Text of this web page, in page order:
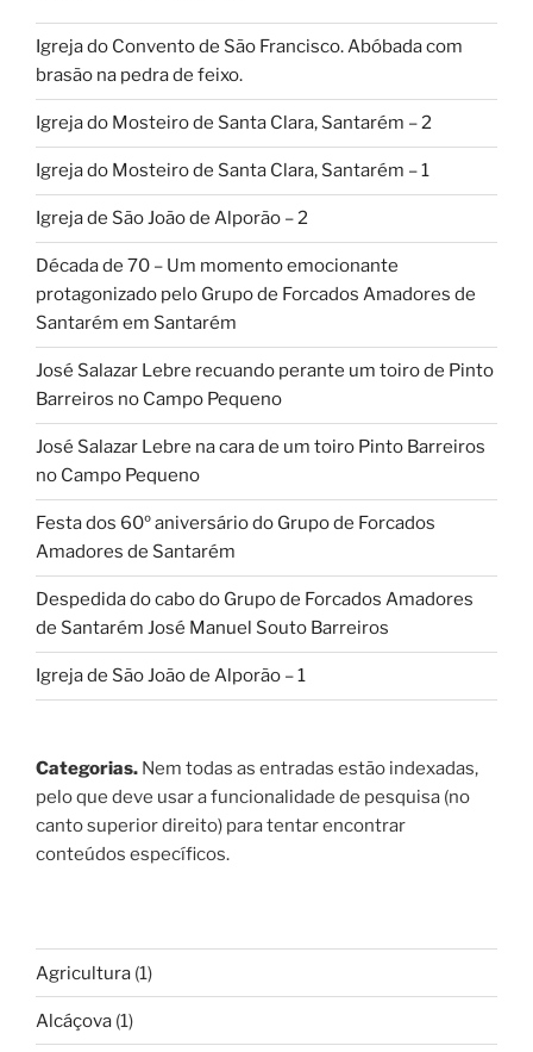
Igreja do Convento de São Francisco. Abóbada com
brasão na pedra de feixo.
Igreja do Mosteiro de Santa Clara, Santarém – 2
Igreja do Mosteiro de Santa Clara, Santarém – 1
Igreja de São João de Alporão – 2
Década de 70 – Um momento emocionante
protagonizado pelo Grupo de Forcados Amadores de
Santarém em Santarém
José Salazar Lebre recuando perante um toiro de Pinto
Barreiros no Campo Pequeno
José Salazar Lebre na cara de um toiro Pinto Barreiros
no Campo Pequeno
Festa dos 60º aniversário do Grupo de Forcados
Amadores de Santarém
Despedida do cabo do Grupo de Forcados Amadores
de Santarém José Manuel Souto Barreiros
Igreja de São João de Alporão – 1
Categorias. Nem todas as entradas estão indexadas,
pelo que deve usar a funcionalidade de pesquisa (no
canto superior direito) para tentar encontrar
conteúdos específicos.
Agricultura (1)
Alcáçova (1)